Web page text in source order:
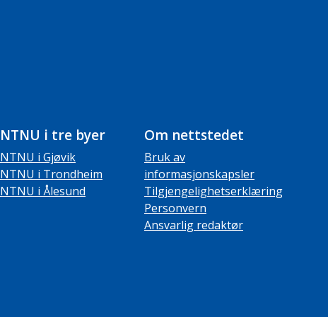
NTNU i tre byer
NTNU i Gjøvik
NTNU i Trondheim
NTNU i Ålesund
Om nettstedet
Bruk av
informasjonskapsler
Tilgjengelighetserklæring
Personvern
Ansvarlig redaktør